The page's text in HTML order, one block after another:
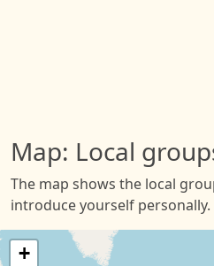
Map: Local
The map shows the local
introduce yourself
+